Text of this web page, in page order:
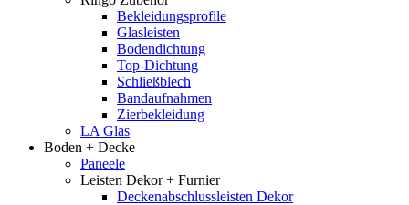
Bekleidungsprofile
Glasleisten
Bodendichtung
Top-Dichtung
Schließblech
Bandaufnahmen
Zierbekleidung
LA Glas
Boden + Decke
Paneele
Leisten Dekor + Furnier
Deckenabschlussleisten Dekor